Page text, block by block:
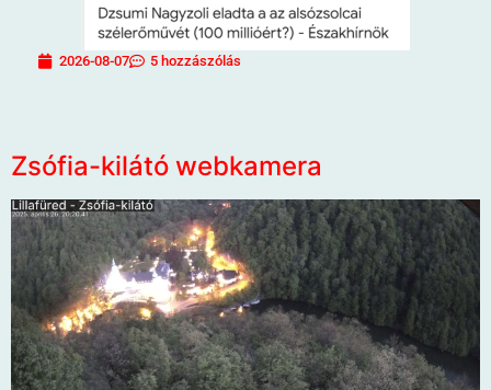
2026-08-07 5 hozzászólás
Zsófia-kilátó webkamera